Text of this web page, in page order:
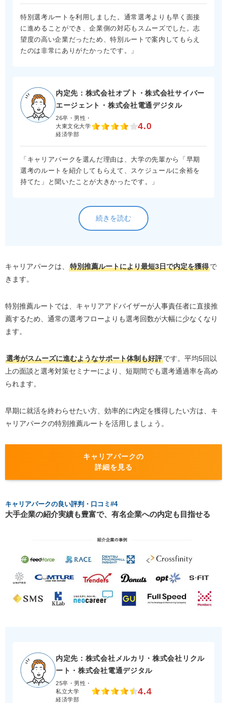
特別選考ルートを利用しました。通常選考よりも早く面接
に進めることができ、企業側の対応もスムーズでした。志
望度の高い企業だったため、特別ルートで案内してもらえ
たのは非常にありがたかったです。」
内定先：株式会社オプト・株式会社サイバー
エージェント・株式会社電通デジタル
26卒・男性・
大東文化大学
経済学部
4.0
「キャリアパークを選んだ理由は、大学の先輩から「早期
選考のルートを紹介してもらえて、スケジュールに余裕を
持てた」と聞いたことが大きかったです。」
続きを読む
キャリアパークは、 特別推薦ルートにより最短3日で内定を獲得で
きます。
特別推薦ルートでは、キャリアアドバイザーが人事責任者に直接推
薦するため、通常の選考フローよりも選考回数が大幅に少なくなり
ます。
選考がスムーズに進むようなサポート体制も好評です。平均5回以
上の面談と選考対策セミナーにより、短期間でも選考通過率を高め
られます。
早期に就活を終わらせたい方、効率的に内定を獲得したい方は、キ
ャリアパークの特別推薦ルートを活用しましょう。
キャリアパークの
詳細を見る
キャリアパークの良い評判・口コミ#4
大手企業の紹介実績も豊富で、有名企業への内定も目指せる
内定先：株式会社メルカリ・株式会社リクル
ート・株式会社電通デジタル
25卒・男性・
私立大学
経済学部
4.4